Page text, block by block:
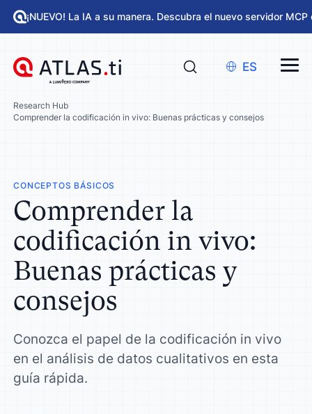
¡NUEVO! La IA a su manera. Descubra el nuevo servidor
ES
Research Hub
Comprender la codificación in vivo: Buenas prácticas y consejos
CONCEPTOS BÁSICOS
Comprender la
codificación in vivo:
Buenas prácticas y
consejos
Conozca el papel de la codificación in vivo
en el análisis de datos cualitativos en esta
guía rápida.